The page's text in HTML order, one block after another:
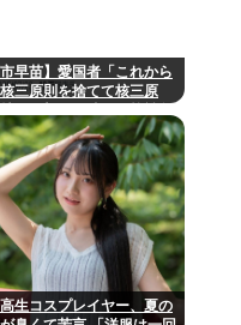
市早苗】愛国者「これから
三原則を捨てて核三原
れている、試してみる
生コスプレイヤー、夏の